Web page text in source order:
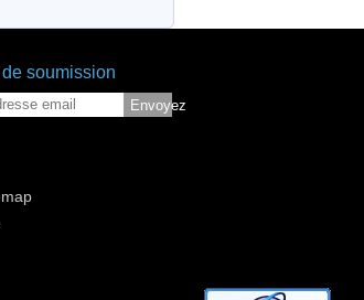
soumission
Envoyez